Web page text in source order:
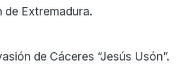
Extremadura.
de Cáceres “Jesús Usón”.